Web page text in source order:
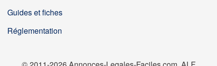
Guides et fiches
Réglementation